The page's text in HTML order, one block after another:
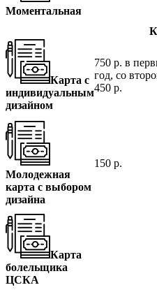
Моментальная
Карта с
индивидуальным
дизайном
750 р. в
год, со
450 р.
Молодежная
карта с выбором
дизайна
150 р.
Карта
болельщика
ЦСКА